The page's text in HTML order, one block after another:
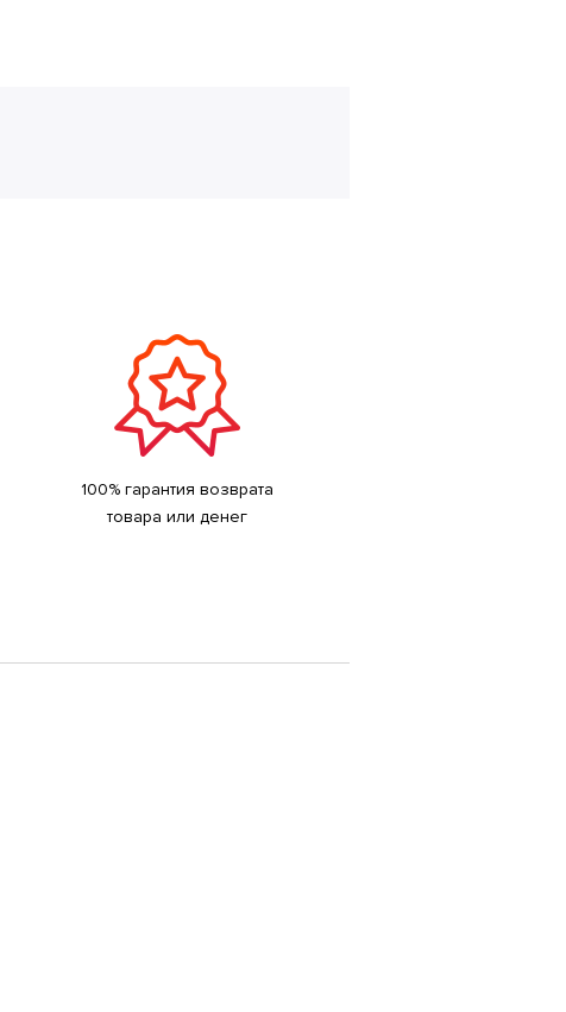
100% гарантия возврата
товара или денег